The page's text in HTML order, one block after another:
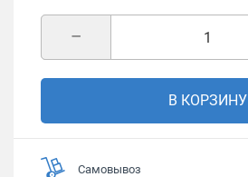
–
В КОРЗИНУ
Самовывоз